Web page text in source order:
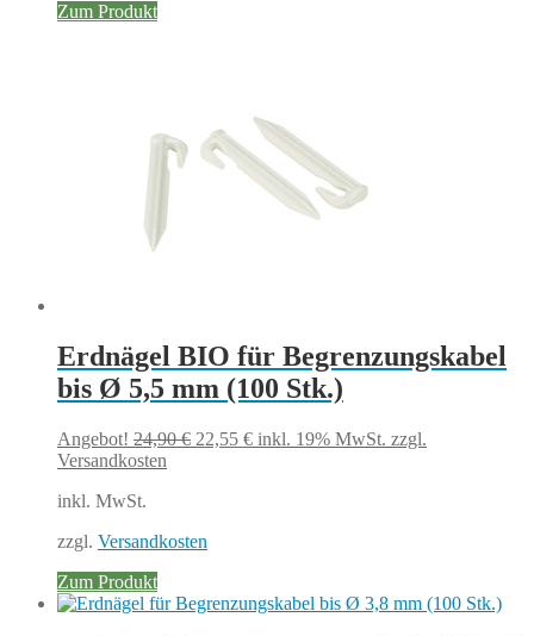
Zum Produkt
Erdnägel BIO für Begrenzungskabel
bis Ø 5,5 mm (100 Stk.)
Angebot! 24,90€ Ursprünglicher
22,55 €Aktueller
inkl. 19% MwSt. zzgl.
Versandkosten
inkl. MwSt.
zzgl. Versandkosten
Zum Produkt